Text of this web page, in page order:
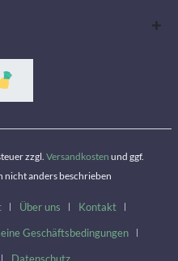
zzgl. Versandkosten und ggf.
nicht anders beschrieben
Über uns
Kontakt
Geschäftsbedingungen
Datenschutz